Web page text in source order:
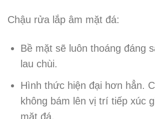
Chậu rửa lắp âm mặt đá:
Bề mặt sẽ luôn thoáng đáng
lau chùi.
Hình thức hiện đại hơn hẳn.
không bám lên vị trí tiếp xúc
mặt đá.